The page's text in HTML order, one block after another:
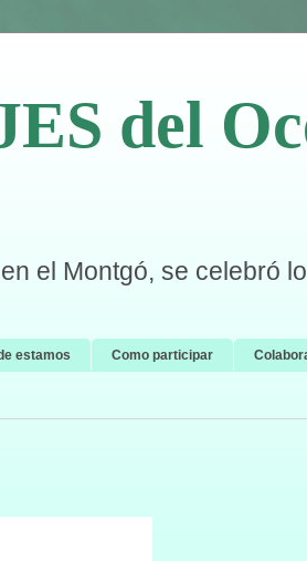
del
el Montgó, se celebró
estamos Como participar